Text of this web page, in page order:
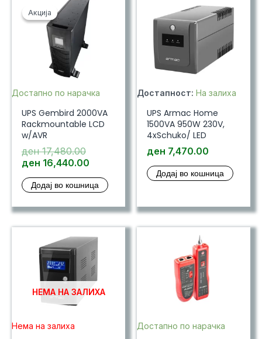
Акција
Акција
Достапно по нарачка
UPS Gembird 2000VA
Rackmountable LCD
w/AVR
ден17,480.00Original
price
ден 17,480.00.
ден 16,440.00Current
is:
Додај во кошница
Достапност: На залиха
UPS Armac Home
1500VA 950W 230V,
4xSchuko/ LED
ден 7,470.00
Додај во кошница
НЕМА НА ЗАЛИХА
Нема на залиха Достапно по нарачка